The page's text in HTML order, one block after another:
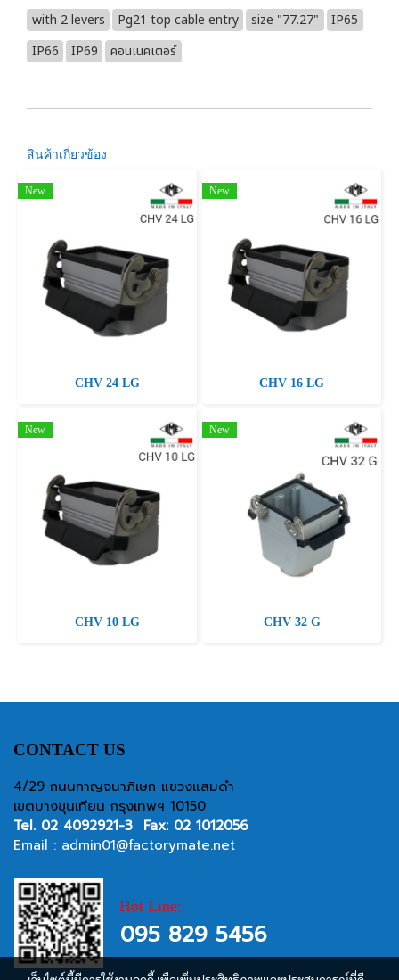
with 2 levers
Pg21 top cable entry size "77.27"
IP65
IP66
IP69 คอนเนคเตอร์
สินค้าเกี่ยวข้อง
New
CHV 24 LG
New
CHV 16 LG
New
CHV 10 LG
New
CHV 32 G
CONTACT US
4/29 ถนนกาญจนาภิเษก แขวงแสมดำ
เขตบางขุนเทียน กรุงเทพฯ 10150
Tel. 02 4092921-3 Fax: 02 1012056
Email : admin01@factorymate.net
Hot Line:
095 829 5456